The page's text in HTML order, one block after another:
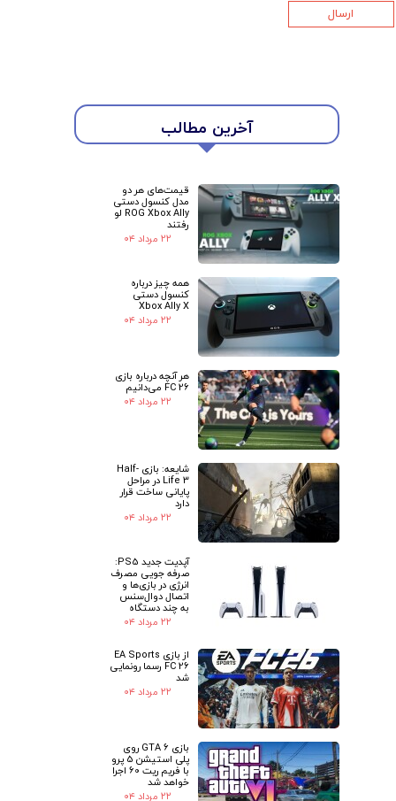
★
آخرین مطالب
قیمت‌های هر دو
مدل کنسول دستی
ROG Xbox Ally لو
رفتند
۲۲ مرداد ۰۴
همه چیز درباره
کنسول دستی
Xbox Ally X
۲۲ مرداد ۰۴
هر آنچه درباره بازی
FC 26 می‌دانیم
۲۲ مرداد ۰۴
شایعه: بازی Half-
Life 3 در مراحل
پایانی ساخت قرار
دارد
۲۲ مرداد ۰۴
آپدیت جدید PS5:
صرفه جویی مصرف
انرژی در بازی‌ها و
اتصال دوال‌سنس
به چند دستگاه
۲۲ مرداد ۰۴
از بازی EA Sports
FC 26 رسما رونمایی
شد
۲۲ مرداد ۰۴
بازی GTA 6 روی
پلی استیشن 5 پرو
با فریم ریت 60 اجرا
خواهد شد
۲۲ مرداد ۰۴
ارسال